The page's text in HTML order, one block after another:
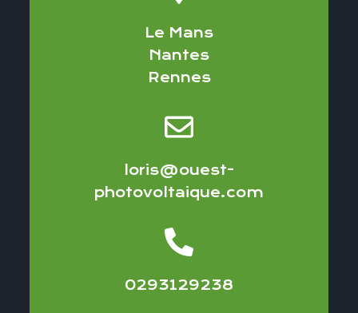
Le Mans
Nantes
Rennes
loris@ouest-
photovoltaique.com
0293129238